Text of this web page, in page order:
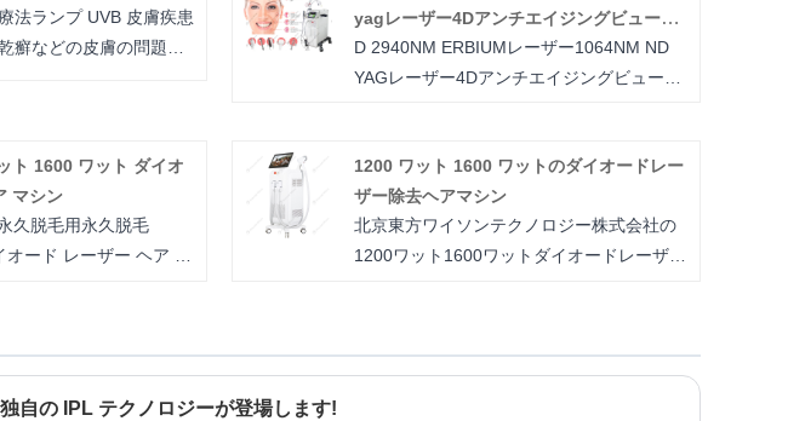
法ランプ UVB 皮膚疾患
癬などの皮膚の問題を
院、医学部で広く利用
yagレーザー4Dアンチエイジングビューテ
ィーマシン
D 2940NM ERBIUMレーザー1064NM ND
YAGレーザー4Dアンチエイジングビューテ
美的治療機。 主に2940NMと1064NMレー
ザーの異なる波長を使用することにより、
患者の皮膚の問題を治療するためにレーザ
ーエネルギーを組織に送りました。 その過
ト 1600 ワット ダイオ
マシン
久脱毛用永久脱毛
ード レーザー ヘア マ
る完全な解決策を提供
ッションで可能な限り
1200 ワット 1600 ワットのダイオードレー
ザー除去ヘアマシン
北京東方ワイソンテクノロジー株式会社の
1200ワット1600ワットダイオードレーザー
悩みに対して効果的かつ効率的なソリュー
独自の IPL テクノロジーが登場します!